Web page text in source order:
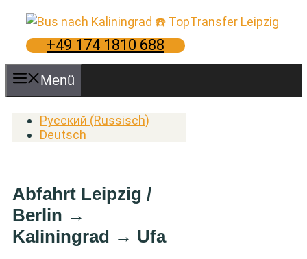
Zum
Inhalt
springen+49 174 1810 688
Menü
Русский (Russisch)
Deutsch
Abfahrt Leipzig /
Berlin →
Kaliningrad → Ufa